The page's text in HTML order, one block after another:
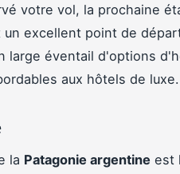
votre vol, la prochaine
un excellent point de
large éventail d'options
aux hôtels de luxe.
la Patagonie argentine est